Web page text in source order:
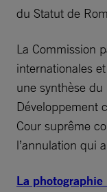
du Statut de
La Commission
internationales
une synthèse
Développement
Cour suprême
l’annulation qui
La